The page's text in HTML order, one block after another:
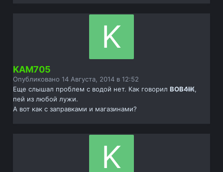
KAM705
Опубликовано14 Августа, 2014 в 12:52
Еще слышал проблем с водой нет. Как говорилBOB4IK,
пей из любой лужи.
А вот как с заправками и магазинами?